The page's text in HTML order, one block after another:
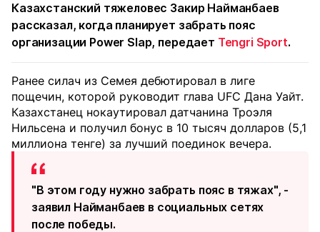
Казахстанский тяжеловес Закир Найманбаев
рассказал, когда планирует забрать пояс
организации Power Slap, передает Tengri Sport.
Ранее силач из Семея дебютировал в лиге
пощечин, которой руководит глава UFC Дана Уайт.
Казахстанец нокаутировал датчанина Троэля
Нильсена и получил бонус в 10 тысяч долларов (5,1
миллиона тенге) за лучший поединок вечера.
"В этом году нужно забрать пояс в тяжах", -
заявил Найманбаев в социальных сетях
после победы.